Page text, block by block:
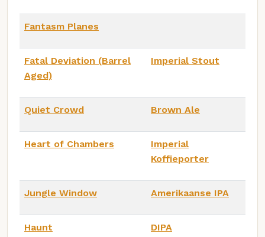
Fantasm Planes
Fatal Deviation (Barrel
Aged)
Imperial Stout
Quiet Crowd Brown Ale
Heart of Chambers
Imperial
Koffieporter
Jungle Window Amerikaanse IPA
Haunt DIPA